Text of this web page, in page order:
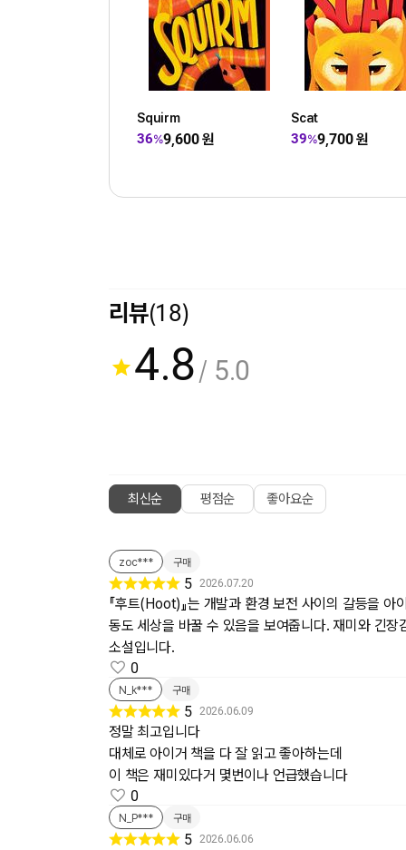
Squirm
36%9,600원
Scat
39%9,700원
리뷰(18)
4.8/ 5.0
최신순 평점순 좋아요순
zoc*** 구매
5 2026.07.20
『후트(Hoot)』는 개발과 환경 보전 사이의 갈등을
동도 세상을 바꿀 수 있음을 보여줍니다. 재미와 긴
소설입니다.
0
N_k*** 구매
5 2026.06.09
정말 최고입니다
대체로 아이거 책을 다 잘 읽고 좋아하는데
이 책은 재미있다거 몇번이나 언급했습니다
0
N_P*** 구매
5 2026.06.06